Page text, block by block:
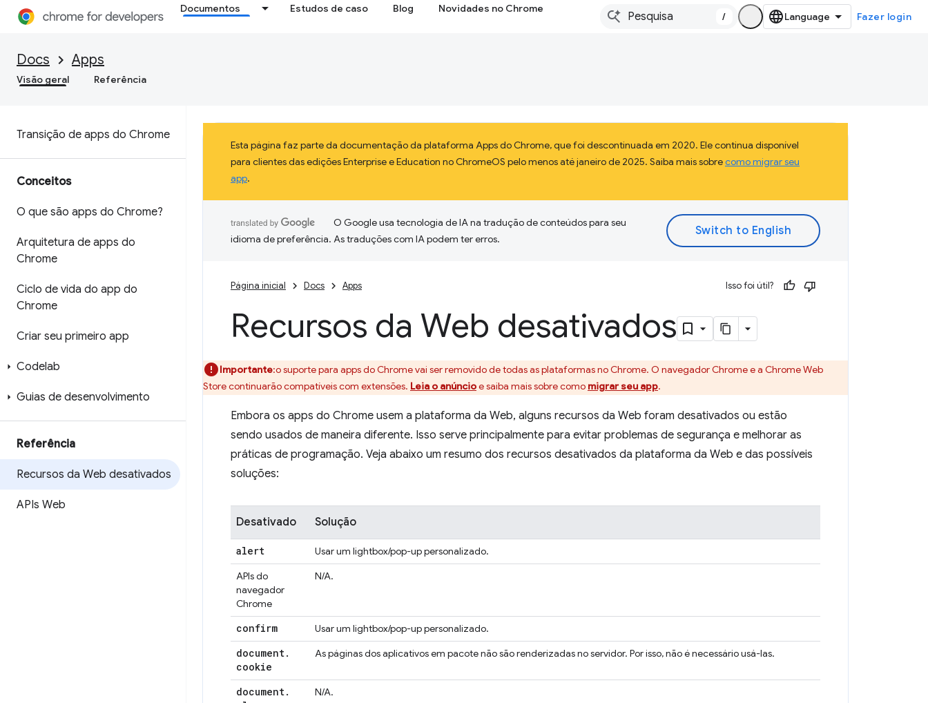
Documentos Estudos de caso Blog Novidades no Chrome
/ Fazer login
Docs Apps
Visão geral Referência
Transição de apps do Chrome
Conceitos
O que são apps do Chrome?
Arquitetura de apps do
Chrome
Ciclo de vida do app do
Chrome
Criar seu primeiro app
Codelab
Guias de desenvolvimento
Referência
Recursos da Web desativados
APIs Web
Esta página faz parte da documentação da plataforma Apps do Chrome, que foi descontinuada em 2020. Ele continua disponível
para clientes das edições Enterprise e Education no ChromeOS pelo menos até janeiro de 2025. Saiba mais sobrecomo migrar seu
app.
O Google usa tecnologia de IA na tradução de conteúdos para seu
idioma de preferência. As traduções com IA podem ter erros.
Página inicial Docs Apps Isso foi útil?
Recursos da Web desativados
Importante:o suporte para apps do Chrome vai ser removido de todas as plataformas no Chrome. O navegador Chrome e a Chrome Web
Store continuarão compatíveis com extensões. Leia o anúncioe saiba mais sobre como migrar seu app.
Embora os apps do Chrome usem a plataforma da Web, alguns recursos da Web foram desativados ou estão
sendo usados de maneira diferente. Isso serve principalmente para evitar problemas de segurança e melhorar as
práticas de programação. Veja abaixo um resumo dos recursos desativados da plataforma da Web e das possíveis
soluções:
Desativado Solução
alert
Usar um lightbox/pop-up personalizado.
APIs do
navegador
Chrome
N/A.
confirm Usar um lightbox/pop-up personalizado.
document.
cookie
As páginas dos aplicativos em pacote não são renderizadas no servidor. Por isso, não é necessário usá-las.
document.
N/A.